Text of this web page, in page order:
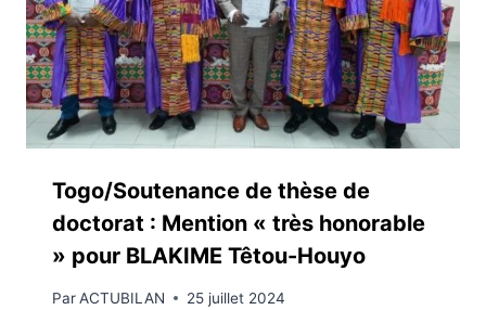
Togo/Soutenance de thèse de
doctorat : Mention « très honorable
» pour BLAKIME Têtou-Houyo
ParACTUBILAN 25 juillet 2024